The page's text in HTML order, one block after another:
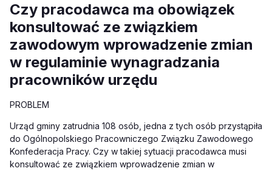
Czy pracodawca ma obowiązek
konsultować ze związkiem
zawodowym wprowadzenie zmian
w regulaminie wynagradzania
pracowników urzędu
PROBLEM
Urząd gminy zatrudnia 108 osób, jedna z tych osób przystąpiła
do Ogólnopolskiego Pracowniczego Związku Zawodowego
Konfederacja Pracy. Czy w takiej sytuacji pracodawca musi
konsultować ze związkiem wprowadzenie zmian w